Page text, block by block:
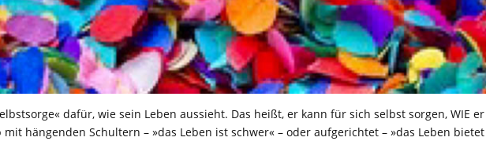
dafür, wie sein Leben aussieht. Das heißt, er kann für sich selbst sorgen, WIE er
hängenden Schultern – »das Leben ist schwer« – oder aufgerichtet – »das Leben bietet